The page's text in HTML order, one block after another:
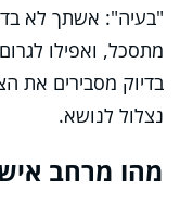
"בעיה": אשתך לא
מתסכל, ואפילו
בדיוק מסבירים את
נצלול לנושא.
מהו מרחב